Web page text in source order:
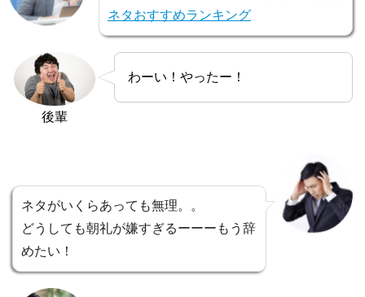
ネタおすすめランキング
後輩
わーい！やったー！
ネタがいくらあっても無理。。
どうしても朝礼が嫌すぎるーーーもう辞
めたい！